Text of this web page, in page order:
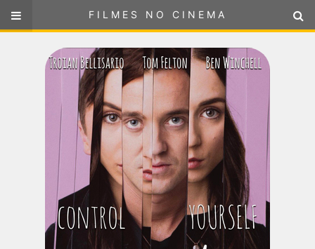
FILMES NO CINEMA
ou selecione sua localização
FILMES NO CINEMA
SELECIONE SUA LOCALIZAÇÃO
FILMES EM CARTAZ
PRÓXIMOS LANÇAMENTOS
GÊNEROS
NOTÍCIAS
PÁGINA INICIAL